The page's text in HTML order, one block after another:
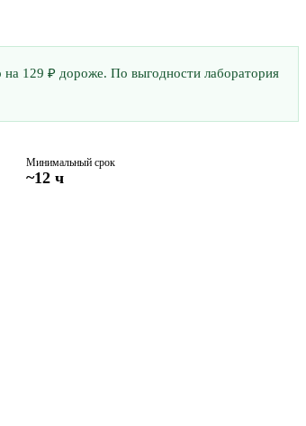
на 129 ₽ дороже. По выгодности лаборатория
Минимальный срок
~12 ч